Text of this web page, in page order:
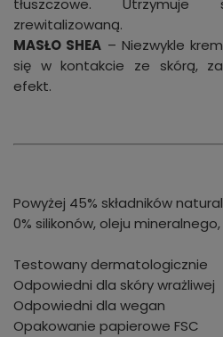
tłuszczowe.
zrewitalizowaną.
MASŁO SHEA – Niezwykle
się w kontakcie ze skórą,
efekt.
Powyżej 45% składników
0% silikonów, oleju
Testowany dermatologicznie
Odpowiedni dla skóry wrażliwej
Odpowiedni dla wegan
Opakowanie papierowe FSC